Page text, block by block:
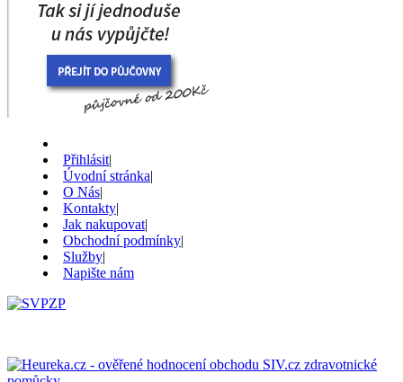
Přihlásit|
Úvodní stránka|
O Nás|
Kontakty|
Jak nakupovat|
Obchodní podmínky|
Služby|
Napište nám